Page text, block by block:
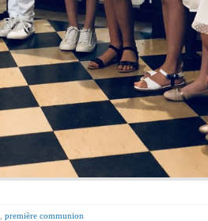
première communion